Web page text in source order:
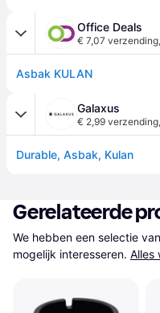
Office Deals
€ 7,07 verzending,
Asbak KULAN
Galaxus
€ 2,99 verzending,
Durable, Asbak, Kulan
Gerelateerde
We hebben een selectie
mogelijk interesseren. Alles